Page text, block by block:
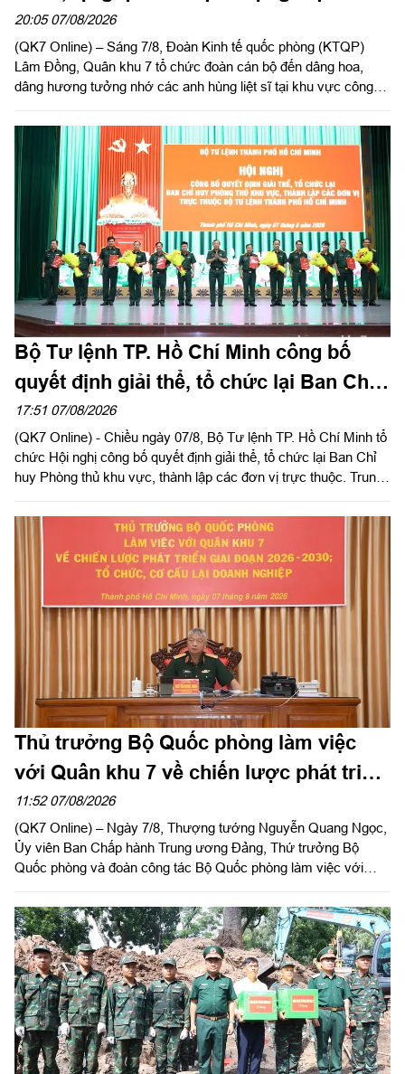
nhiệm vụ tìm kiếm, quy tập hài cốt liệt sĩ
20:05 07/08/2026
(QK7 Online) – Sáng 7/8, Đoàn Kinh tế quốc phòng (KTQP)
Lâm Đồng, Quân khu 7 tổ chức đoàn cán bộ đến dâng hoa,
dâng hương tưởng nhớ các anh hùng liệt sĩ tại khu vực công
Đồng Nai do Thượng tá Đinh Nho Hùng, Đoàn trưởng Đoàn
KTQP Lâm Đồng làm trưởng đoàn.
Bộ Tư lệnh TP. Hồ Chí Minh công bố
quyết định giải thể, tổ chức lại Ban Chỉ
huy PTKV, thành lập các đơn vị trực
thuộc
17:51 07/08/2026
(QK7 Online) - Chiều ngày 07/8, Bộ Tư lệnh TP. Hồ Chí Minh tổ
chức Hội nghị công bố quyết định giải thể, tổ chức lại Ban Chỉ
huy Phòng thủ khu vực, thành lập các đơn vị trực thuộc. Trung
Ủy viên Quân ủy Trung ương, Phó Bí thư Đảng ủy, Tư lệnh
Quân khu dự, chỉ đạo hội nghị. Thiếu tướng Vũ Văn Điền, Ủy
viên Ban Thường vụ Thành ủy, Tư lệnh Bộ Tư lệnh TP. Hồ Chí
Minh chủ trì hội nghị.
Thủ trưởng Bộ Quốc phòng làm việc
với Quân khu 7 về chiến lược phát triển
giai đoạn 2026 – 2030, tổ chức, cơ cấu
lại doanh nghiệp
11:52 07/08/2026
(QK7 Online) – Ngày 7/8, Thượng tướng Nguyễn Quang Ngọc,
Ủy viên Ban Chấp hành Trung ương Đảng, Thứ trưởng Bộ
Quốc phòng và đoàn công tác Bộ Quốc phòng làm việc với
chức cơ cấu lại doanh nghiệp. Thiếu tướng Đặng Văn Lẫm, Ủy
viên Thường vụ Đảng ủy, Phó Tư lệnh Quân khu tiếp đoàn.